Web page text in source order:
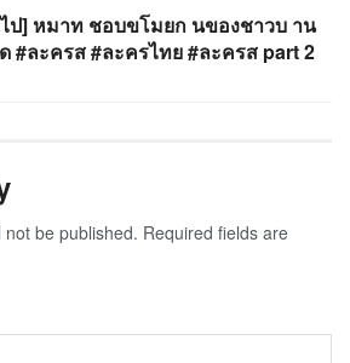
ป] หมาท ชอบขโมยก นของชาวบ าน
#ละครส #ละครไทย #ละครส part 2
be published. Required fields are